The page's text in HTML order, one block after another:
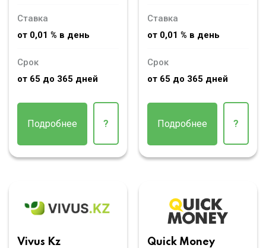
Ставка
от 0,01 % в день
Срок
от 65 до 365 дней
Подробнее ?
Ставка
от 0,01 % в день
Срок
от 65 до 365 дней
Подробнее ?
Vivus Kz
Quick Money